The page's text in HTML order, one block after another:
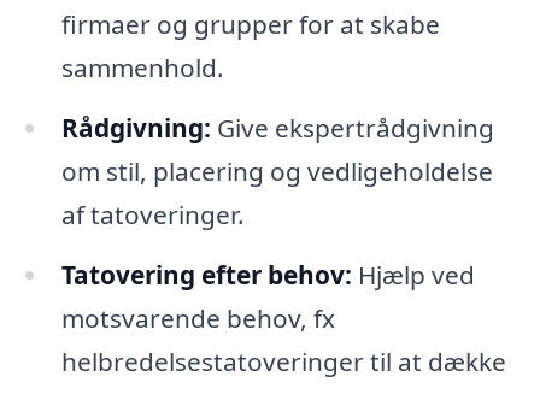
firmaer og grupper for at skabe
sammenhold.
Rådgivning: Give ekspertrådgivning
om stil, placering og vedligeholdelse
af tatoveringer.
Tatovering efter behov: Hjælp ved
motsvarende behov, fx
helbredelsestatoveringer til at dække